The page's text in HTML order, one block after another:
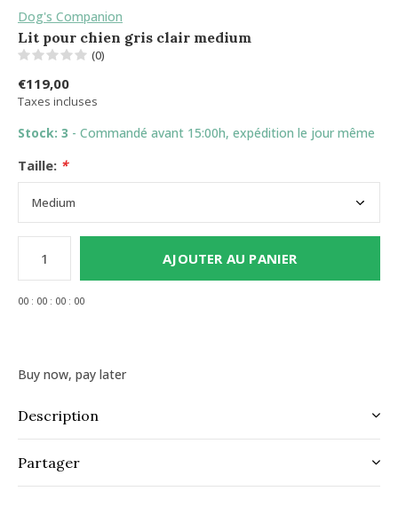
Dog's Companion
Lit pour chien gris clair medium
(0)
€119,00
Taxes incluses
Stock: 3 - Commandé avant 15:00h, expédition le jour même
Taille: *
AJOUTER AU PANIER
00 : 00 : 00 : 00
Buy now, pay later
Description
Partager